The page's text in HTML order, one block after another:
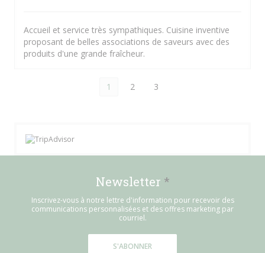
Accueil et service très sympathiques. Cuisine inventive
proposant de belles associations de saveurs avec des
produits d'une grande fraîcheur.
1 2 3
Newsletter *
Inscrivez-vous à notre lettre d'information pour recevoir des
communications personnalisées et des offres marketing par
courriel.
S'ABONNER